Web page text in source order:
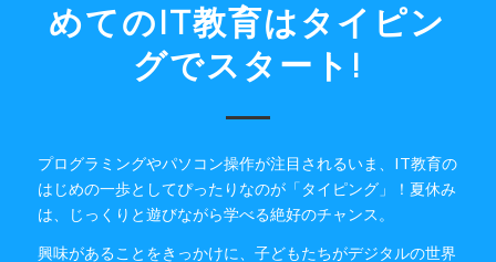
めてのIT教育はタイピン
グでスタート!
プログラミングやパソコン操作が注目されるいま、IT教育の
はじめの一歩としてぴったりなのが「タイピング」！夏休み
は、じっくりと遊びながら学べる絶好のチャンス。
興味があることをきっかけに、子どもたちがデジタルの世界